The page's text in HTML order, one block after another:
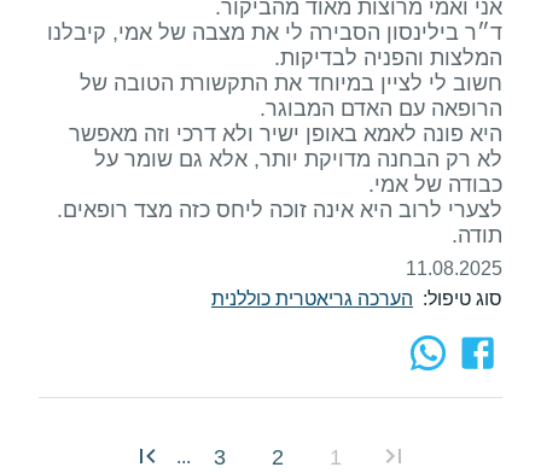
ד״ר בילינסון הסבירה לי את מצבה של אמי, קיבלנו
חשוב לי לציין במיוחד את התקשורת הטובה של
היא פונה לאמא באופן ישיר ולא דרכי וזה מאפשר
לא רק הבחנה מדויקת יותר, אלא גם שומר על
תודה.
11.08.2025
סוג טיפול: הערכה גריאטרית כוללנית
1
2
3
...